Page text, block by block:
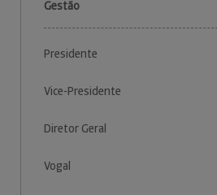
Gestão
Presidente
Vice-Presidente
Diretor Geral
Vogal